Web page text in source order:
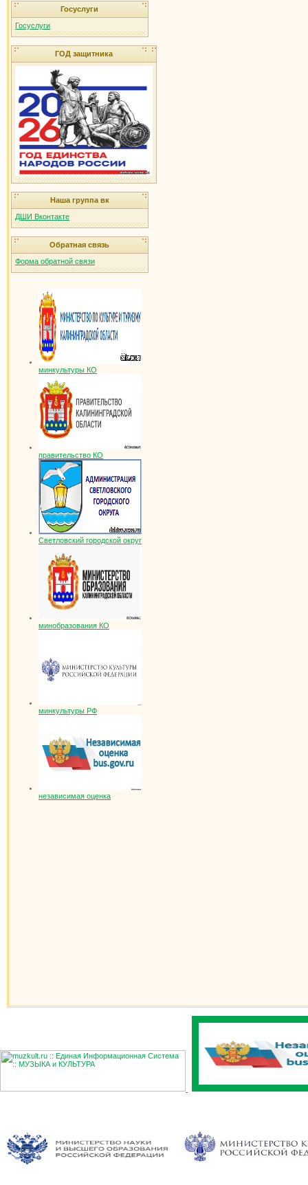
Госуслуги
Госуслуги
ГОД защитника
Наша группа вк
ДШИ Вконтакте
Обратная связь
Форма обратной связи
минкультуры КО
правительство КО
Светловский городской округ
минобразования КО
минкультуры РФ
независимая оценка